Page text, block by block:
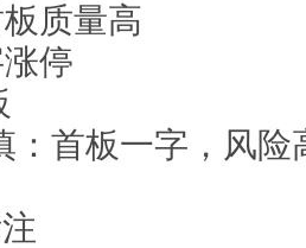
质量高
停
：首板一字，风险